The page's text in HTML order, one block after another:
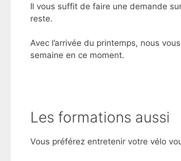
Il vous suffit de faire une demande
reste.
Avec l’arrivée du printemps, nous
semaine en ce moment.
Les formations aussi
Vous préférez entretenir votre vélo